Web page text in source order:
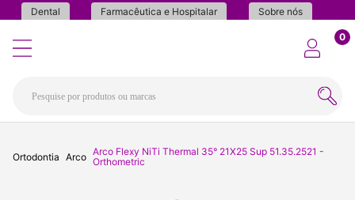
Dental Farmacêutica e Hospitalar Sobre nós
0
Ortodontia Arco Arco Flexy NiTi Thermal 35° 21X25 Sup 51.35.2521 -
Orthometric